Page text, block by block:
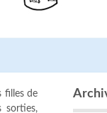
filles de
sorties,